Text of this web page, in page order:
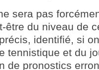
sera pas
être du niveau de
identifié, si
tennistique et du
de pronostics